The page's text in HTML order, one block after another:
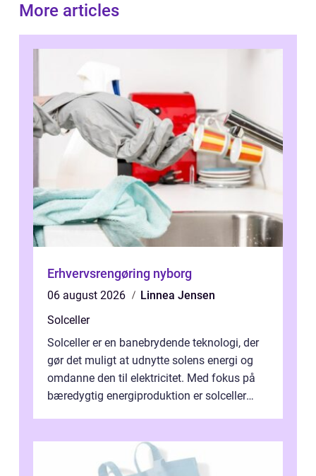
More articles
Erhvervsrengøring nyborg
06 august 2026
Linnea Jensen
Solceller
Solceller er en banebrydende teknologi, der
gør det muligt at udnytte solens energi og
omdanne den til elektricitet. Med fokus på
bæredygtig energiproduktion er solceller